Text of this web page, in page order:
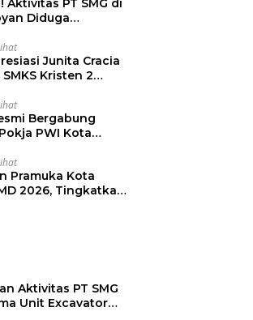
Aktivitas PT SMG di
Diduga
Junita Cracia
Kristen 2
Bergabung
PWI Kota
Pramuka Kota
2026, Tingkatkan
Aktivitas PT SMG
Unit Excavator